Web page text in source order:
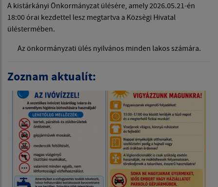
A kistárkányi Önkormányzat ülésére, amely 2026.05.21-én
18:00 órai kezdettel lesz megtartva a Közsègi Hivatal
üléstermében.
Az önkormányzati ülés nyilvános minden lakos számára.
Zoznam aktualít: